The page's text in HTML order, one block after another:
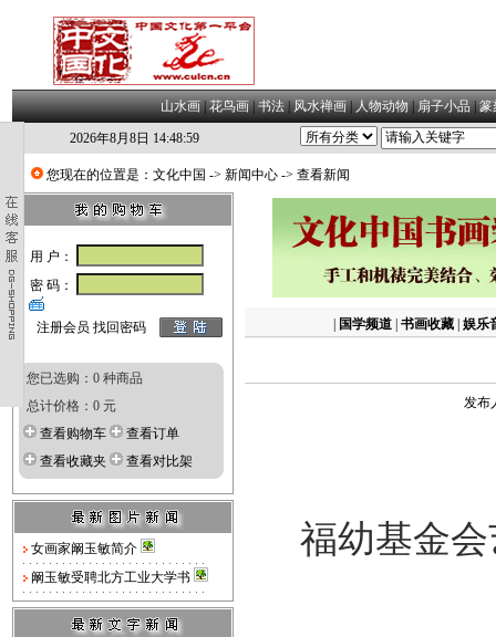
山水画|花鸟画|书法|风水禅画|人物动物|扇子小品|篆
2026年8月8日 14:49:0
您现在的位置是： 文化中国 -> 新闻中心 -> 查看新闻
用 户：
密 码：
注册会员 找回密码
您已选购：0 种商品
总计价格：0 元
查看购物车
查看订单
查看收藏夹
查看对比架
女画家阚玉敏简介
阚玉敏受聘北方工业大学书
国学频道 书画收藏 娱乐
发布
福幼基金